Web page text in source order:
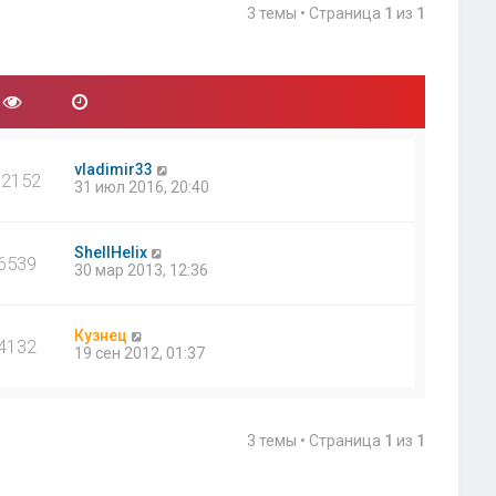
3 темы • Страница 1 из 1
vladimir33
31 июл 2016, 20:40
ShellHelix
30 мар 2013, 12:36
Кузнец
19 сен 2012, 01:37
3 темы • Страница 1 из 1